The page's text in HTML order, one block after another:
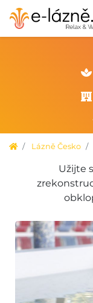
Lázně Česko
Užijte